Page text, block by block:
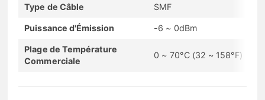
Type de Câble SMF
Puissance d'Émission -6 ~ 0dBm
Plage de Température
Commerciale
0 ~ 70°C (32 ~ 158°F)